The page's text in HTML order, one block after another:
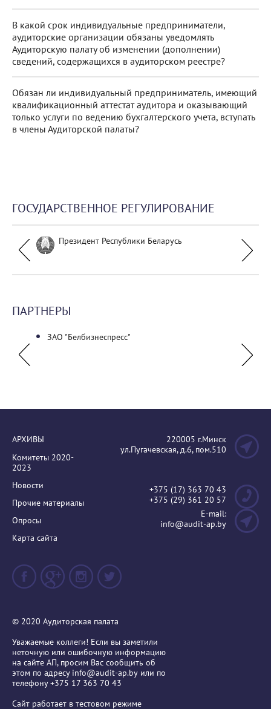
В какой срок индивидуальные предприниматели,
аудиторские организации обязаны уведомлять
Аудиторскую палату об изменении (дополнении)
сведений, содержащихся в аудиторском реестре?
Обязан ли индивидуальный предприниматель, имеющий
квалификационный аттестат аудитора и оказывающий
только услуги по ведению бухгалтерского учета, вступать
в члены Аудиторской палаты?
ГОСУДАРСТВЕННОЕ РЕГУЛИРОВАНИЕ
Президент Республики Беларусь
ПАРТНЕРЫ
ЗАО "Белбизнеспресс"
АРХИВЫ
Комитеты 2020-
2023
Новости
Прочие материалы
Опросы
Карта сайта
220005 г.Минск
ул.Пугачевская, д.6, пом.510
+375 (17) 363 70 43
+375 (29) 361 20 57
E-mail:
info@audit-ap.by
© 2020 Аудиторская палата
Уважаемые коллеги! Если вы заметили
неточную или ошибочную информацию
на сайте АП, просим Вас сообщить об
этом по адресу info@audit-ap.by или по
телефону +375 17 363 70 43
Сайт работает в тестовом режиме